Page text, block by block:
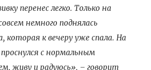
перенес легко. Только на
немного поднялась
которая к вечеру уже спала. На
с нормальным
живу и радуюсь», – говорит